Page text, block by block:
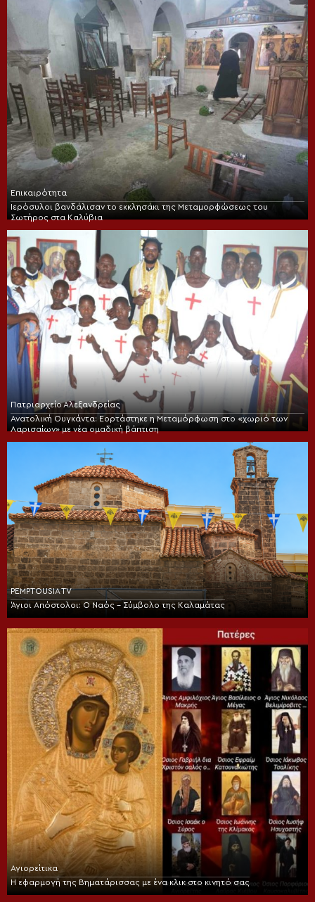
Επικαιρότητα
Ιερόσυλοι βανδάλισαν το εκκλησάκι της Μεταμορφώσεως του
Σωτήρος στα Καλύβια
Πατριαρχείο Αλεξανδρείας
Ανατολική Ουγκάντα: Εορτάστηκε η Μεταμόρφωση στο «χωριό των
Λαρισαίων» με νέα ομαδική βάπτιση
PEMPTOUSIA TV
Άγιοι Απόστολοι: Ο Ναός – Σύμβολο της Καλαμάτας
Αγιορείτικα
Η εφαρμογή της Βηματάρισσας με ένα κλικ στο κινητό σας